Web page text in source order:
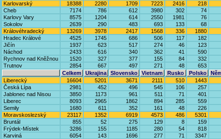
Karlovarský
18388 2280 1709 7223 2416
218
Cheb
7174 786 612 3980 302
74
Karlovy Vary
8575 1204 614 2550 1981
76
Sokolov
2639 290 483 693 133
68
Královéhradecký
13269 3978 2417 1568 336
1880
Hradec Králové
4525 1745 686 506 117
182
Jičín
1937 623 517 274 46
123
Náchod
2433 616 340 362 41
590
Rychnov nad Kněžnou
1520 327 377 155 84
332
Trutnov
2854 667 497 271 48
653
Celkem
Ukrajina Slovensko Vietnam Rusko Polsko
Liberecký
16604 5201 3671 2111 510
1443
Česká Lípa
2981 452 496 545 106
257
Jablonec nad Nisou
3850 1173 961 511 71
401
Liberec
8093 2965 1862 894 285
559
Semily
1680 611 352 161 48
226
Moravskoslezský
23117 1352 6919 4573 486
5301
Bruntál
855 52 275 129 8
159
Frýdek-Místek
3286 155 1185 280 54
818
Karviná
6054 143 1696 277 71
3347